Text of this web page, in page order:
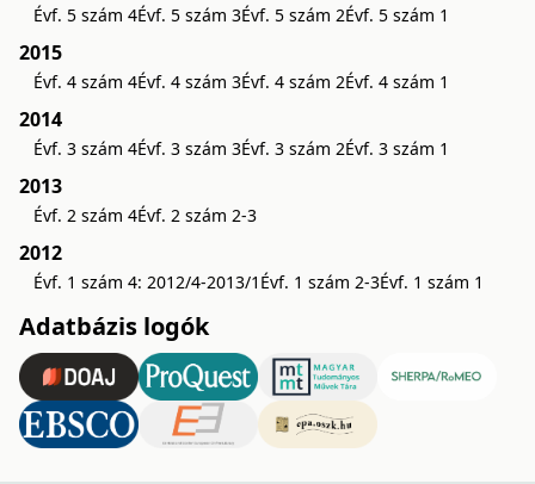
Évf. 5 szám 4Évf. 5 szám 3Évf. 5 szám 2Évf. 5 szám 1
2015
Évf. 4 szám 4Évf. 4 szám 3Évf. 4 szám 2Évf. 4 szám 1
2014
Évf. 3 szám 4Évf. 3 szám 3Évf. 3 szám 2Évf. 3 szám 1
2013
Évf. 2 szám 4Évf. 2 szám 2-3
2012
Évf. 1 szám 4: 2012/4-2013/1 Évf. 1 szám 2-3Évf. 1 szám 1
Adatbázis logók